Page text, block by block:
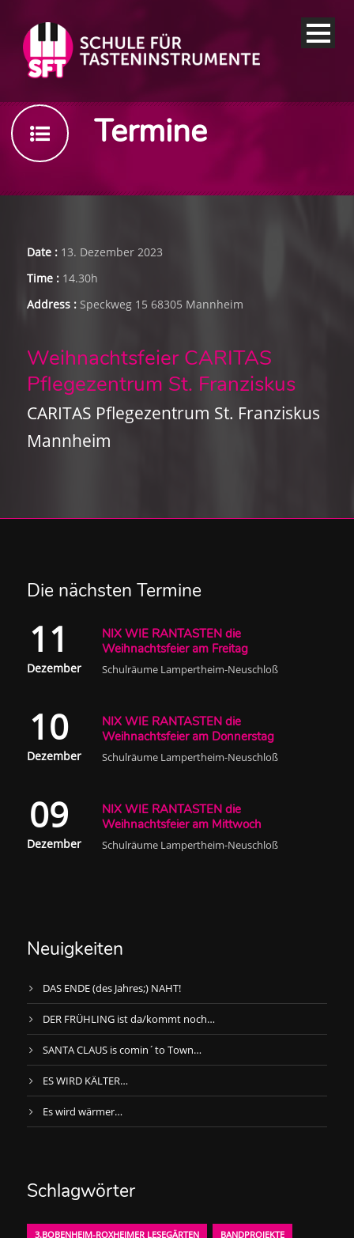
Termine
Date : 13. Dezember 2023
Time : 14.30h
Address : Speckweg 15 68305 Mannheim
Weihnachtsfeier CARITAS
Pflegezentrum St. Franziskus
CARITAS Pflegezentrum St. Franziskus
Mannheim
Die nächsten Termine
11
Dezember
NIX WIE RANTASTEN die
Weihnachtsfeier am Freitag
Schulräume Lampertheim-Neuschloß
10
Dezember
NIX WIE RANTASTEN die
Weihnachtsfeier am Donnerstag
Schulräume Lampertheim-Neuschloß
09
Dezember
NIX WIE RANTASTEN die
Weihnachtsfeier am Mittwoch
Schulräume Lampertheim-Neuschloß
Neuigkeiten
DAS ENDE (des Jahres;) NAHT!
DER FRÜHLING ist da/kommt noch…
SANTA CLAUS is comin´to Town…
ES WIRD KÄLTER…
Es wird wärmer…
Schlagwörter
3.BOBENHEIM-ROXHEIMER LESEGÄRTEN BANDPROJEKTE